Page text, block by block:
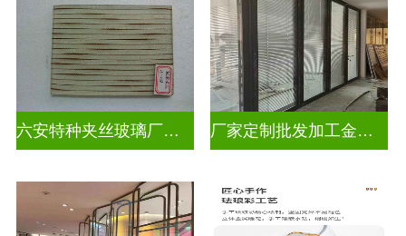
六安特种夹丝玻璃厂家电话 厂家定制批发加工金属丝夹丝玻璃